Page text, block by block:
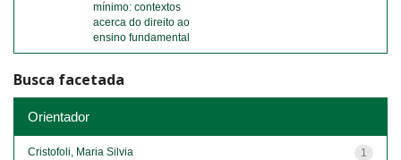
mínimo: contextos
acerca do direito ao
ensino fundamental
Busca facetada
Orientador
1
Cristofoli, Maria Silvia